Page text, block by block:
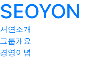
SEOYON
서연소개
그룹개요
경영이념